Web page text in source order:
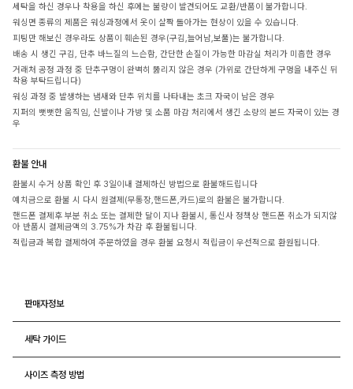
세탁을 하신 경우나 착용을 하신 후에는 불량이 발견되어도 교환/반품이 불가합니다.
워싱면 종류의 제품은 워싱과정에서 옷이 살짝 돌아가는 현상이 있을 수 있습니다.
피팅만 해보신 경우라도 상품이 훼손된 경우(구김,늘어남,보풀)는 불가합니다.
배송 시 생긴 구김, 단추 바느질의 느슨함, 간단한 손질이 가능한 마감실 처리가 미흡한 경우
거래처 공정 과정 중 단추구멍이 완벽히 뚫리지 않은 경우 (가위로 간단하게 구멍을 내주신 뒤
착용 부탁드립니다)
워싱 과정 중 발생하는 냄새와 단추 위치를 나타내는 초크 자국이 남은 경우
지퍼의 뻣뻣한 움직임, 신발이나 가방 및 소품 마감 처리에서 생긴 소량의 본드 자국이 있는 경
우
환불 안내
환불시 수거 상품 확인 후 3일이내 결제하신 방법으로 환불해드립니다
예치금으로 환불 시 다시 원결제(무통장,핸드폰,카드)로의 환불은 불가합니다.
핸드폰 결제후 부분 취소 또는 결제한 달이 지나 환불시, 통신사 정책상 핸드폰 취소가 되지않
아 반품시 결제금액의 3.75%가 차감 후 환불됩니다.
적립금과 복합 결제하여 주문하였을 경우 환불 요청시 적립금이 우선적으로 환원됩니다.
판매자정보
세탁 가이드
사이즈 측정 방법